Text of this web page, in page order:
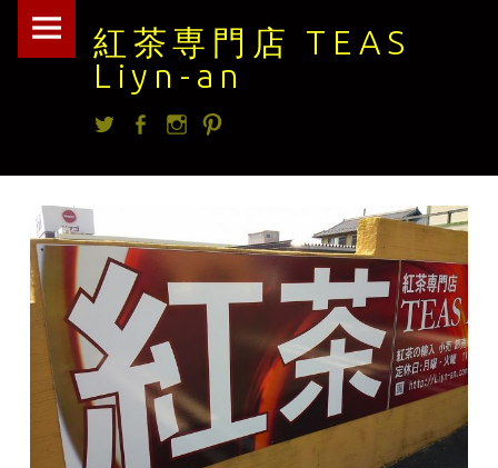
紅茶専門店 TEAS
Liyn-an
紅
Liyn-
an
site
navigation
Skip
Twitterfacebook
Instagram